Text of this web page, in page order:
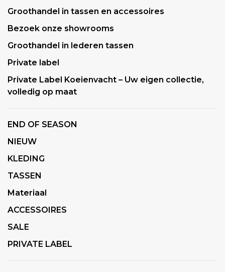
Groothandel in tassen en accessoires
Bezoek onze showrooms
Groothandel in lederen tassen
Private label
Private Label Koeienvacht – Uw eigen collectie,
volledig op maat
END OF SEASON
NIEUW
KLEDING
TASSEN
Materiaal
ACCESSOIRES
SALE
PRIVATE LABEL